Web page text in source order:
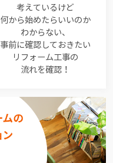
考えているけど
何から始めたらいいのか
わからない、
事前に確認しておきたい
リフォーム工事の
流れを確認！